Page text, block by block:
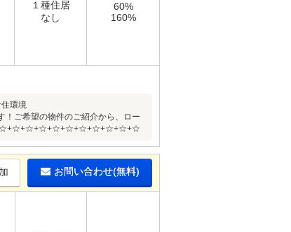
１種住居
なし
60%
160%
環境
希望の物件のご紹介から、ロー
す。☆+☆+☆+☆+☆+☆+☆+☆+☆+☆+☆
お問い合わせ(無料)